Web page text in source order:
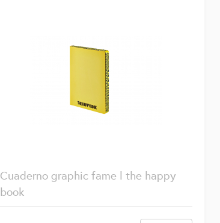
Cuaderno graphic fame l the happy
book